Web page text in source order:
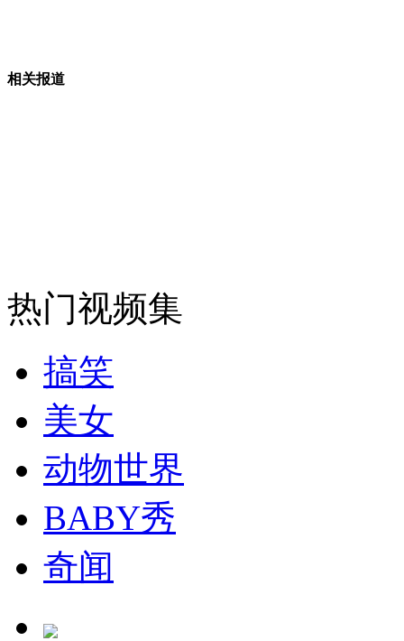
外交部：有关国家言论片面不公正
安徽一实载49人客车翻车
相关报道
热门视频集
搞笑
美女
动物世界
BABY秀
奇闻